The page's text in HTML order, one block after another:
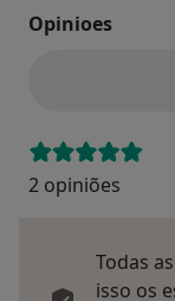
Opinioes
2 opiniões
Todas
isso os